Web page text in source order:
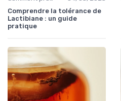
Comprendre la tolérance de
Lactibiane : un guide
pratique